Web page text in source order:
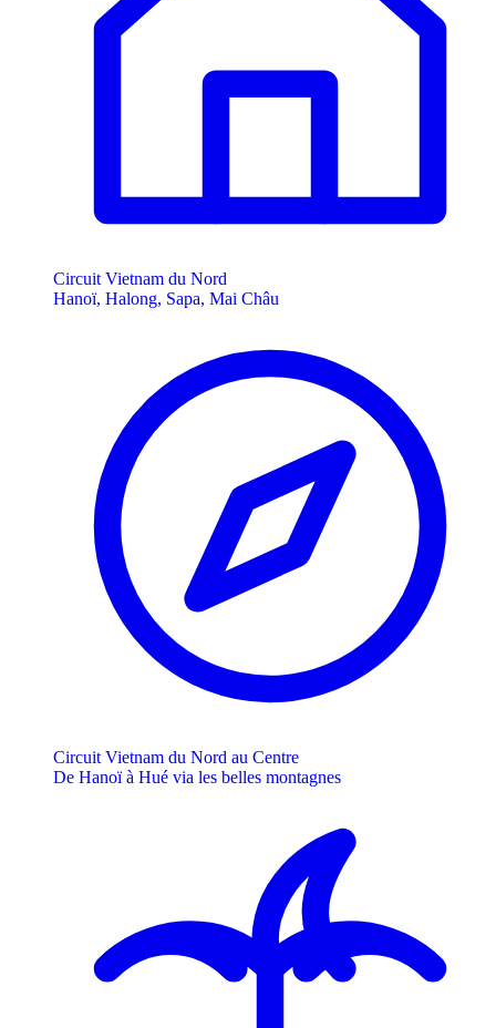
Circuit Vietnam du Nord
Hanoï, Halong, Sapa, Mai Châu
Circuit Vietnam du Nord au Centre
De Hanoï à Hué via les belles montagnes